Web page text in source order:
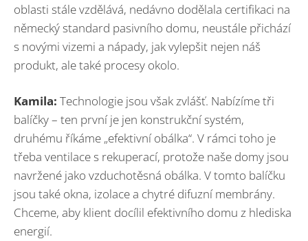
oblasti stále vzdělává, nedávno dodělala certifikaci na
německý standard pasivního domu, neustále přichází
s novými vizemi a nápady, jak vylepšit nejen náš
produkt, ale také procesy okolo.
Kamila: Technologie jsou však zvlášť. Nabízíme tři
balíčky – ten první je jen konstrukční systém,
druhému říkáme „efektivní obálka“. V rámci toho je
třeba ventilace s rekuperací, protože naše domy jsou
navržené jako vzduchotěsná obálka. V tomto balíčku
jsou také okna, izolace a chytré difuzní membrány.
Chceme, aby klient docílil efektivního domu z hlediska
energií.